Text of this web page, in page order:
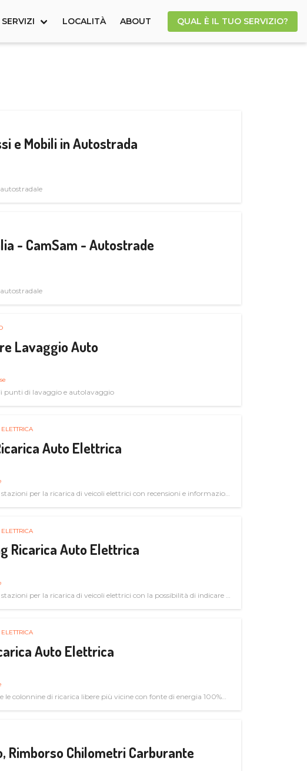
SERVIZI LOCALITÀ ABOUT QUAL È IL TUO SERVIZIO?
e Mobili in Autostrada
- CamSam - Autostrade
Lavaggio Auto
punti di lavaggio e autolavaggio
Auto Elettrica
per la ricarica di veicoli elettrici con recensioni e informazioni
Ricarica Auto Elettrica
per la ricarica di veicoli elettrici con la possibilità di indicare le
Auto Elettrica
le colonnine di ricarica libere più vicine con fonte di energia 100%
Rimborso Chilometri Carburante